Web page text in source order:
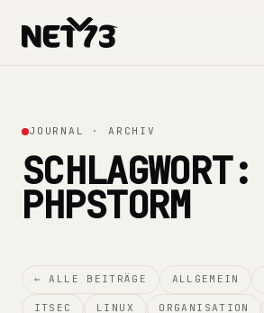
JOURNAL · ARCHIV
SCHLAGWORT:
PHPSTORM
← ALLE BEITRÄGE ALLGEMEIN
ITSEC LINUX ORGANISATION